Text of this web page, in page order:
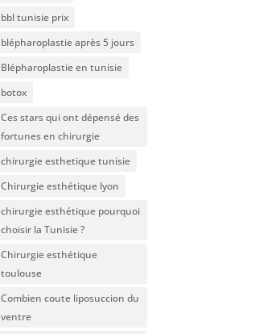
bbl tunisie prix
blépharoplastie après 5 jours
Blépharoplastie en tunisie
botox
Ces stars qui ont dépensé des
fortunes en chirurgie
chirurgie esthetique tunisie
Chirurgie esthétique lyon
chirurgie esthétique pourquoi
choisir la Tunisie ?
Chirurgie esthétique
toulouse
Combien coute liposuccion du
ventre​